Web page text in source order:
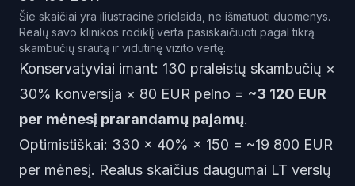
Šie skaičiai yra iliustracinė prielaida, ne išmatuoti duomenys.
Realų savo klinikos rodiklį verta pasiskaičiuoti pagal tikrą
skambučių srautą ir vidutinę vizito vertę.
Konservatyviai imant: 130 praleistų skambučių ×
30% konversija × 80 EUR pelno = ~3 120 EUR
per mėnesį prarandamų pajamų.
Optimistiškai: 330 × 40% × 150 = ~19 800 EUR
per mėnesį. Realus skaičius daugumai LT verslų